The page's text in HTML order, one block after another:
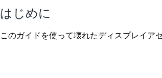
はじめに
このガイドを使って壊れたディスプレイア